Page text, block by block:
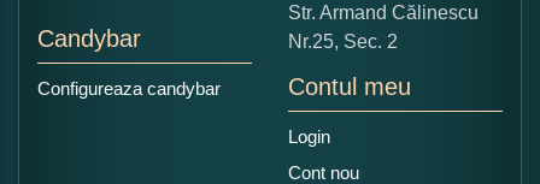
Candybar
Configureaza candybar
Str. Armand Călinescu
Nr.25, Sec. 2
Contul meu
Login
Cont nou